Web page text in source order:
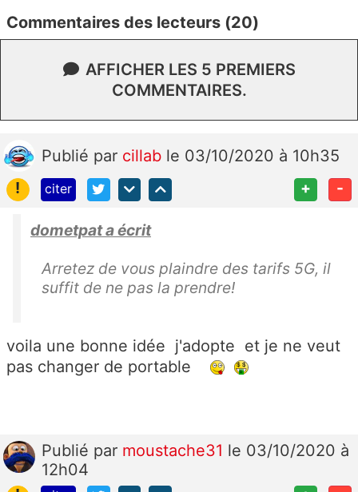
Commentaires des lecteurs (20)
AFFICHER LES 5 PREMIERS
COMMENTAIRES.
Publié par cillab le 03/10/2020 à 10h35
!
citer + -
dometpat a écrit
Arretez de vous plaindre des tarifs 5G, il
suffit de ne pas la prendre!
voila une bonne idée j'adopte et je ne veut
pas changer de portable
Publié par moustache31 le 03/10/2020 à
12h04